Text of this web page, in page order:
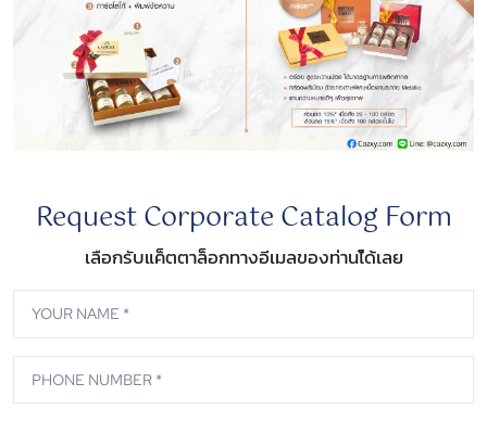
Request Corporate Catalog Form
เลือกรับแค็ตตาล็อกทางอีเมลของท่านไ้ด้เลย